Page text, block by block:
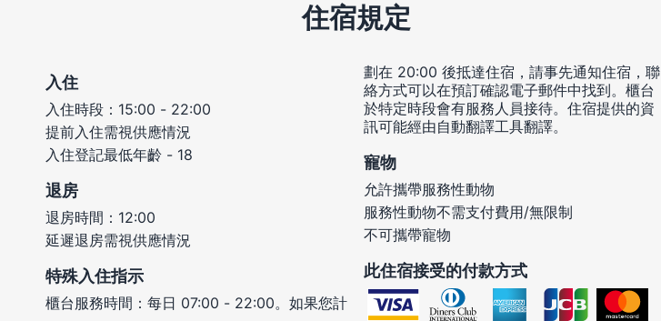
住宿規定
入住
入住時段：15:00 - 22:00
提前入住需視供應情況
入住登記最低年齡 - 18
退房
退房時間：12:00
延遲退房需視供應情況
特殊入住指示
櫃台服務時間：每日 07:00 - 22:00。如果您計
劃在 20:00 後抵達住宿，請事先通知住宿，聯
絡方式可以在預訂確認電子郵件中找到。櫃台
於特定時段會有服務人員接待。住宿提供的資
訊可能經由自動翻譯工具翻譯。
寵物
允許攜帶服務性動物
服務性動物不需支付費用/無限制
不可攜帶寵物
此住宿接受的付款方式